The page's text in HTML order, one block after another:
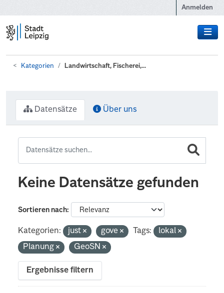
Anmelden
Kategorien Landwirtschaft, Fischerei,...
Datensätze Über uns
Keine Datensätze gefunden
Sortieren nach
Kategorien: just gove Tags:
lokal
Planung
GeoSN
Ergebnisse filtern